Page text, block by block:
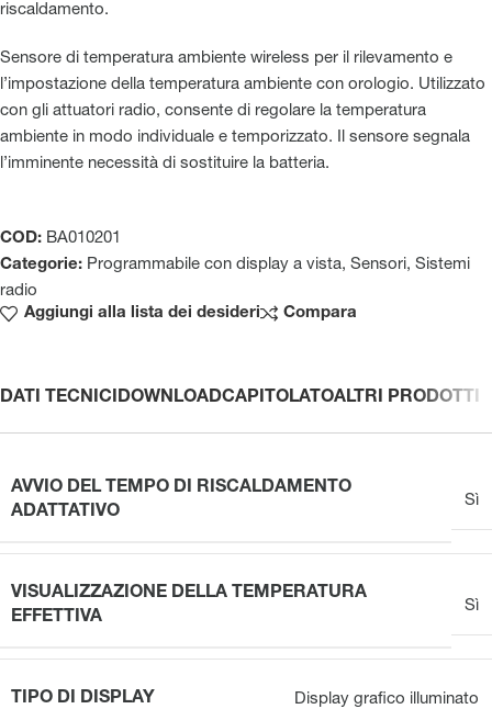
riscaldamento.
Sensore di temperatura ambiente wireless per il rilevamento e
l’impostazione della temperatura ambiente con orologio. Utilizzato
con gli attuatori radio, consente di regolare la temperatura
ambiente in modo individuale e temporizzato. Il sensore segnala
l’imminente necessità di sostituire la batteria.
COD: BA010201
Categorie: Programmabile con display a vista, Sensori, Sistemi
radio
Aggiungi alla lista dei desideri
Compara
DATI TECNICIDOWNLOADCAPITOLATOALTRI PRODOTTI
AVVIO DEL TEMPO DI RISCALDAMENTO
ADATTATIVO
Sì
VISUALIZZAZIONE DELLA TEMPERATURA
EFFETTIVA
Sì
TIPO DI DISPLAY Display grafico illuminato